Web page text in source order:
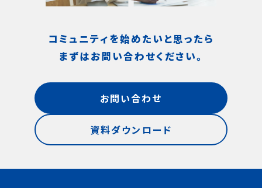
コミュニティを始めたいと思ったら
まずはお問い合わせください。
お問い合わせ
資料ダウンロード